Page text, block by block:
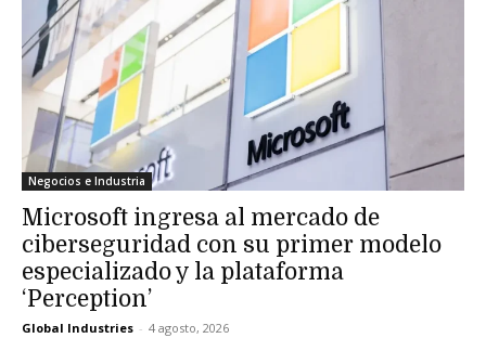
Negocios e Industria
Microsoft ingresa al mercado de
ciberseguridad con su primer modelo
especializado y la plataforma
‘Perception’
Global Industries - 4 agosto, 2026